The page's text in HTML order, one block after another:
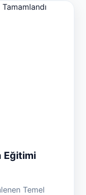
Eğitimi
Temel